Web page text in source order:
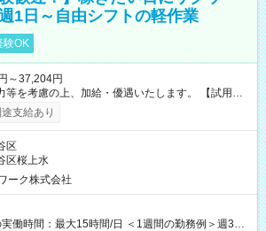
1日～自由シフトの軽作業
験OK
～37,204円
考慮の上、加給・優遇いたします。 【試用期
なし
支給あり
区
区桜上水
ーク株式会社
働時間：最大15時間/日 ＜1週間の勤務例＞週3回